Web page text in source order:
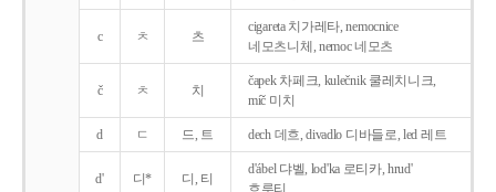
c ㅊ 츠
cigareta 치가레타, nemocnice
네모츠니체, nemoc 네모츠
č ㅊ 치
čapek 차페크, kulečnik 쿨레치니크,
míč 미치
d ㄷ 드, 트 dech 데흐, divadlo 디바들로, led 레트
d' 디* 디, 티
d'ábel 댜벨, lod'ka 로티카, hrud'
흐루티